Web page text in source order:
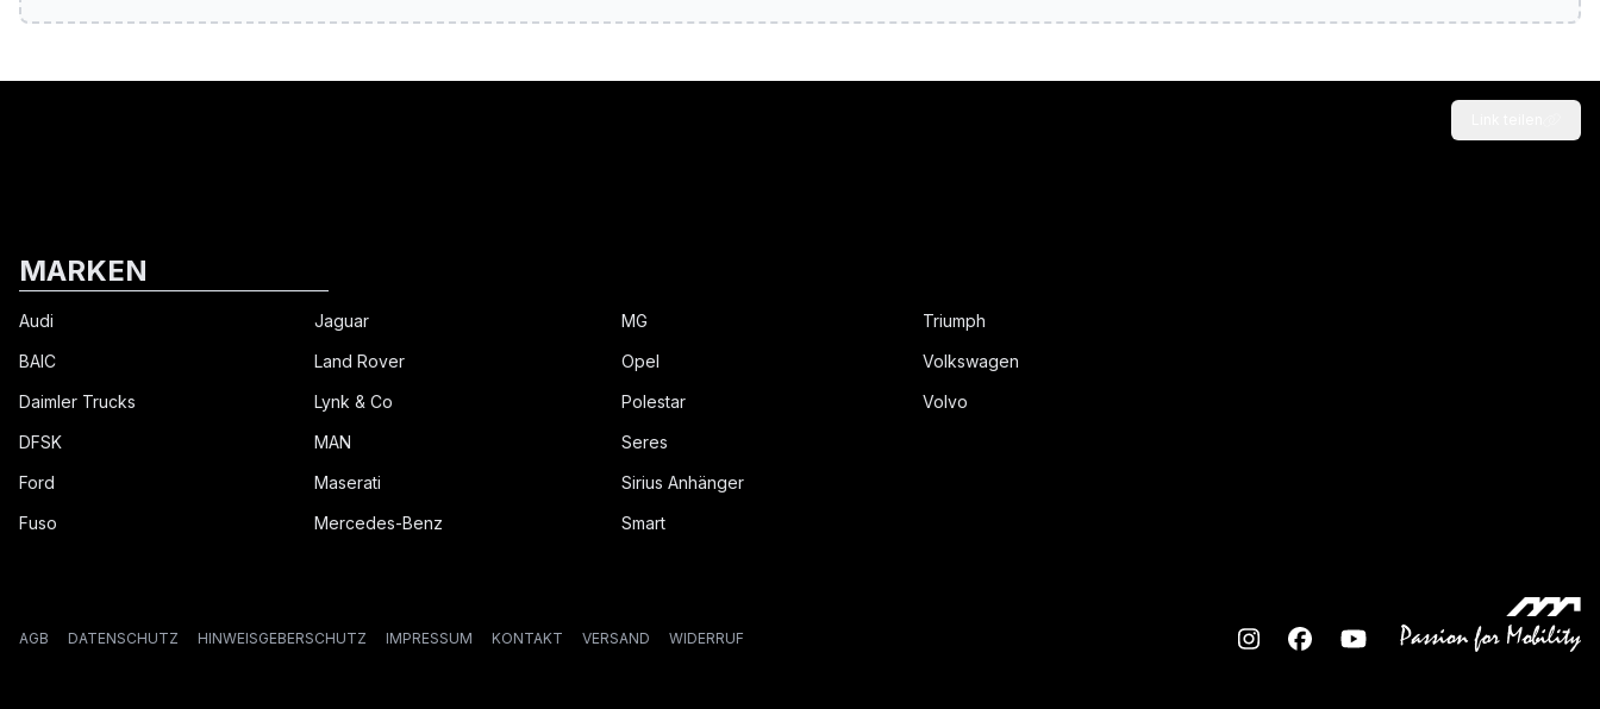
MARKEN
Audi
BAIC
Daimler Trucks
DFSK
Ford
Fuso
Jaguar
Land Rover
Lynk & Co
MAN
Maserati
Mercedes-Benz
MG
Opel
Polestar
Seres
Sirius Anhänger
Smart
Triumph
Volkswagen
Volvo
AGB DATENSCHUTZ HINWEISGEBERSCHUTZ IMPRESSUM KONTAKT VERSAND WIDERRUF